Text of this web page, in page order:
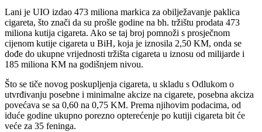
Lani je UIO izdao 473 miliona markica za obilježavanje paklica
cigareta, što znači da su prošle godine na bh. tržištu prodata 473
miliona kutija cigareta. Ako se taj broj pomnoži s prosječnom
cijenom kutije cigareta u BiH, koja je iznosila 2,50 KM, onda se
dođe do ukupne vrijednosti tržišta cigareta u iznosu od milijarde i
185 miliona KM na godišnjem nivou.
Što se tiče novog poskupljenja cigareta, u skladu s Odlukom o
utvrđivanju posebne i minimalne akcize na cigarete, posebna akciza
povećava se sa 0,60 na 0,75 KM. Prema njihovim podacima, od
iduće godine ukupno porezno opterećenje po kutiji cigareta bit će
veće za 35 feninga.